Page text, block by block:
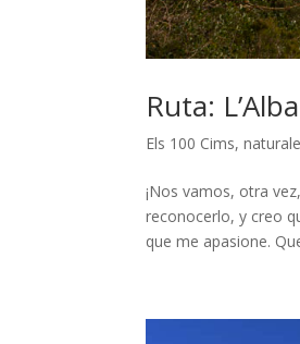
Ruta:
Els 100 Cims,
¡Nos vamos, otra
reconocerlo, y creo
que me apasione.